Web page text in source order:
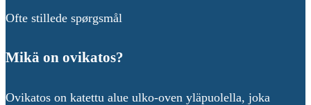
Ofte stillede spørgsmål
Mikä on ovikatos?
Ovikatos on katettu alue ulko-oven yläpuolella, joka